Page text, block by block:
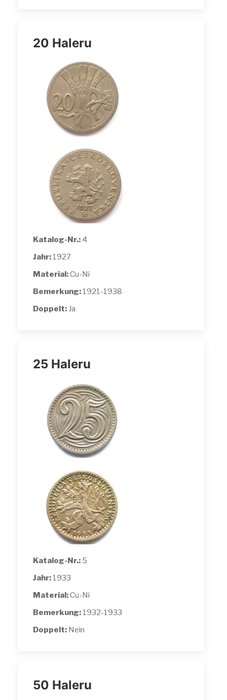
20 Haleru
Katalog-Nr.: 4
Jahr: 1927
Material:Cu-Ni
Bemerkung: 1921-1938
Doppelt: Ja
25 Haleru
Katalog-Nr.: 5
Jahr: 1933
Material:Cu-Ni
Bemerkung: 1932-1933
Doppelt: Nein
50 Haleru